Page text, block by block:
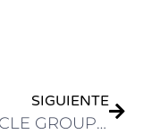
SIGUIENTE
PINNACLE GROUP FELICITA A NABSHOW EN SU CENTENARIO